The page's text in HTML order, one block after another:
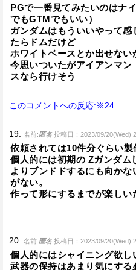
PGで一番見てみたいのはナ
でもGTMでもいい）
ガンダムはもういいやって
たらドムだけど
ホワイトベースとか出せない
今思いついたがアイアンマ
スなら行けそう
このコメントへの反応:※24
19. 名前:匿名 投稿日：2023/09/20(Wed)
依頼されては10件分ぐらい製
個人的には初期の Zガンダム
よりブンドドするにも向か
がない。
作って形にするまでが楽しい
20. 名前:匿名 投稿日：2023/09/20(Wed)
個人的にはシャイニング欲し
武器の保持はあまり気にする